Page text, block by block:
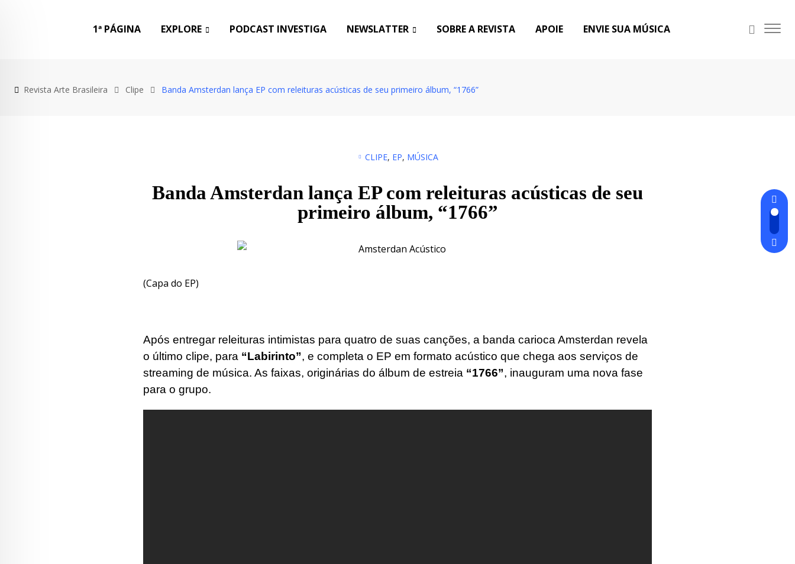
1ª PÁGINA EXPLORE PODCAST INVESTIGA NEWSLATTER SOBRE A REVISTA APOIE ENVIE SUA MÚSICA
Revista Arte Brasileira Clipe Banda Amsterdan lança EP com releituras acústicas de seu primeiro álbum, “1766”
CLIPE, EP, MÚSICA
Banda Amsterdan lança EP com releituras acústicas de seu
primeiro álbum, “1766”
(Capa do EP)
Após entregar releituras intimistas para quatro de suas canções, a banda carioca Amsterdan revela
o último clipe, para “Labirinto”, e completa o EP em formato acústico que chega aos serviços de
streaming de música. As faixas, originárias do álbum de estreia “1766”, inauguram uma nova fase
para o grupo.